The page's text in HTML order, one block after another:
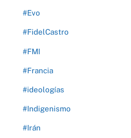
#Evo
#FidelCastro
#FMI
#Francia
#ideologías
#Indigenismo
#Irán